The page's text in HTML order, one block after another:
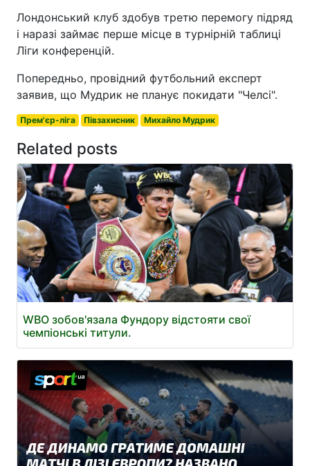
Лондонський клуб здобув третю перемогу підряд
і наразі займає перше місце в турнірній таблиці
Ліги конференцій.
Попередньо, провідний футбольний експерт
заявив, що Мудрик не планує покидати "Челсі".
Прем'єр-ліга Півзахисник Михайло Мудрик
Related posts
WBO зобов'язала Фундору відстояти свої
чемпіонські титули.